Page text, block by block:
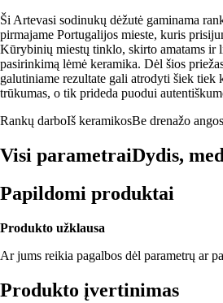
Ši Artevasi sodinukų dėžutė gaminama
pirmajame Portugalijos mieste, kuris
Kūrybinių miestų tinklo, skirto amatams ir
pasirinkimą lėmė keramika. Dėl šios
galutiniame rezultate gali atrodyti šiek tiek
trūkumas, o tik prideda puodui
Rankų darboIš keramikosBe drenažo angos
Visi parametraiDydis,
Papildomi produktai
Produkto užklausa
Ar jums reikia pagalbos dėl parametrų ar
Produkto įvertinimas